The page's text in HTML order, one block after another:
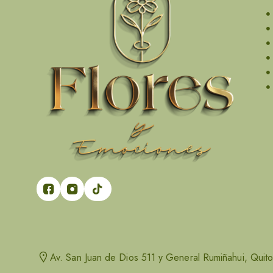
Av. San Juan de Dios 511 y General Rumiñahui,